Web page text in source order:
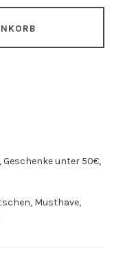
,Geschenke unter 50€,
, Musthave,